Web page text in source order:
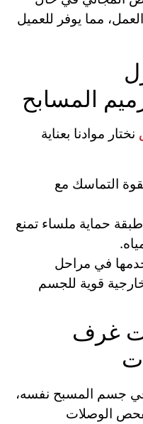
مما يوفر للعميل
المسابح
نختار موادنا بعناية
التماسك مع
حماية ملساء تمنع
في مراحل
قوية للجسم
غرف
جسم المسبح نفسه،
الوصلات